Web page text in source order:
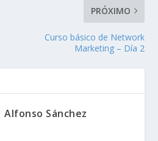
PRÓXIMO
Curso básico de Network
Marketing – Día 2
Alfonso Sánchez